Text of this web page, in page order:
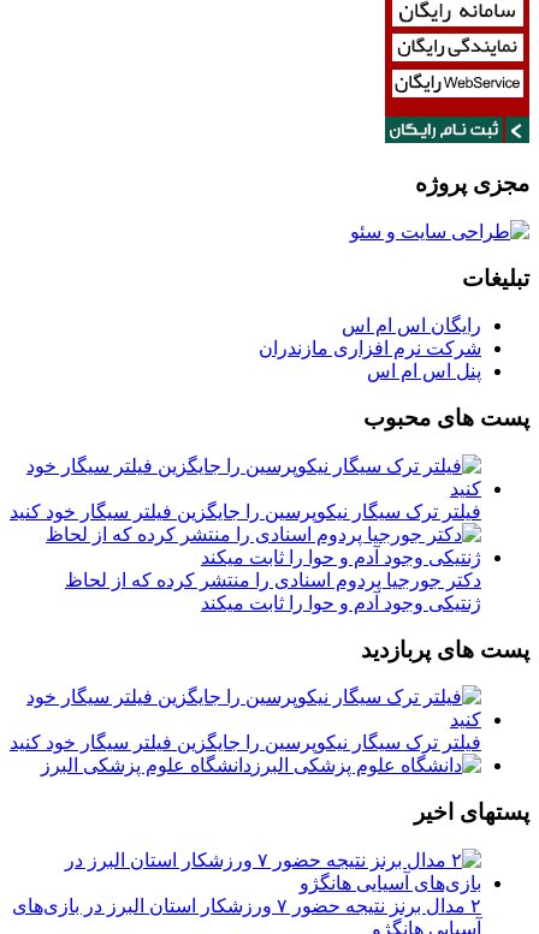
مجزی پروژه
تبلیغات
رایگان اس ام اس
شرکت نرم افزاری مازندران
پنل اس ام اس
پست های محبوب
فیلتر ترک سیگار نیکوپرسین را جایگزین فیلتر سیگار خود کنید
دکتر جورجیا پردوم اسنادی را منتشر کرده که از لحاظ
ژنتیکی وجود آدم و حوا را ثابت میکند
پست های پربازدید
فیلتر ترک سیگار نیکوپرسین را جایگزین فیلتر سیگار خود کنید
دانشگاه علوم پزشکی البرز
پستهای اخیر
۲ مدال برنز نتیجه حضور ۷ ورزشکار استان البرز در بازی‌های
آسیایی هانگژو